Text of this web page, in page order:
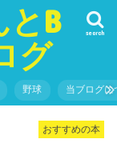
B
グ
search
野球 当ブログに
おすすめの本